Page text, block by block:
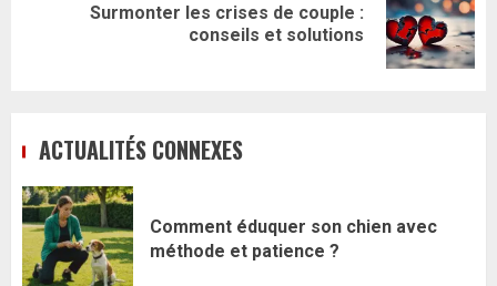
Surmonter les crises de couple :
conseils et solutions
ACTUALITÉS CONNEXES
Comment éduquer son chien avec
méthode et patience ?